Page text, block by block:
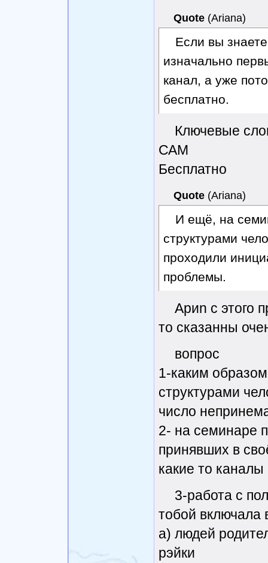
Quote (Ariana)
Если вы
изначально
канал, а уже
бесплатно.
Ключевые
САМ
Бесплатно
Quote (Ariana)
И ещё, на
структурами
проходили
проблемы.
Ариn с этого
то сказанны
вопрос
1-каким
структурами
число
2- на семинаре
принявших в
какие то
3-работа с
тобой включала
а) людей
рэйки